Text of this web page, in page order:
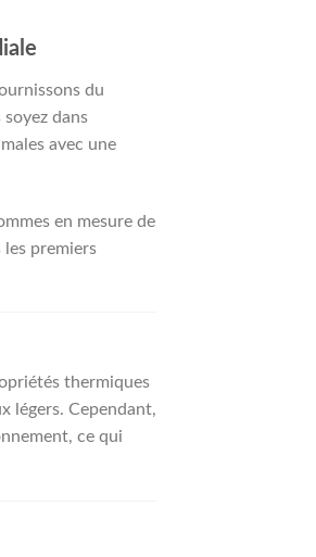
du
dans
avec une
en mesure de
premiers
thermiques
légers. Cependant,
ce qui